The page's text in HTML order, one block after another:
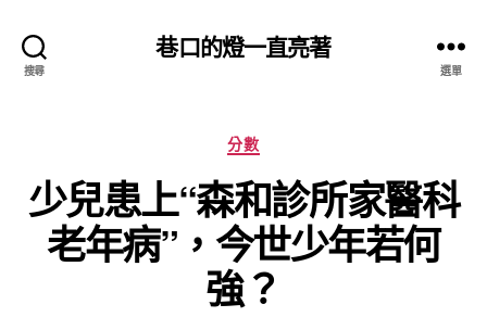
搜尋
巷口的燈一直亮著
選單
分
類
分數
少兒患上“森和診所家醫科
老年病”，今世少年若何
強？